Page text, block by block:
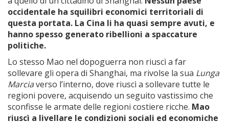
occidentale ha squilibri economici territoriali di
questa portata. La Cina li ha quasi sempre avuti, e
hanno spesso generato ribellioni a spaccature
politiche.
Lo stesso Mao nel dopoguerra non riuscì a far
sollevare gli opera di Shanghai, ma rivolse la sua Lunga
Marciaverso l’interno, dove riuscì a sollevare tutte le
regioni povere, acquisendo un seguito vastissimo che
sconfisse le armate delle regioni costiere ricche. Mao
riuscì a livellare le condizioni sociali ed economiche